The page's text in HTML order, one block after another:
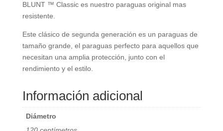
BLUNT ™ Classic es nuestro paraguas original mas
resistente.
Este clásico de segunda generación es un paraguas de
tamaño grande, el paraguas perfecto para aquellos que
necesitan una amplia protección, junto con el
rendimiento y el estilo.
Información adicional
Diámetro